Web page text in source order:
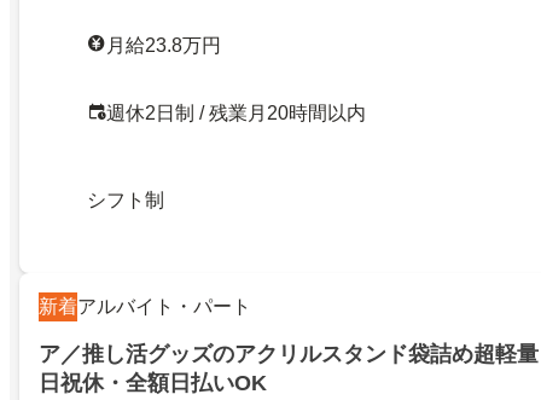
月給23.8万円
週休2日制 / 残業月20時間以内
シフト制
新着アルバイト・パート
ア／推し活グッズのアクリルスタンド袋詰め超軽
日祝休・全額日払いOK